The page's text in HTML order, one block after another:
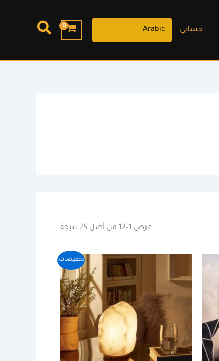
حسابي البحث
عرض 1–12 من أصل 25 نتيجة
تخفيضات!
السعر
الأصلي
هو:
160,00 ر.س.
السعر
الحالي
145,00 ر.س.